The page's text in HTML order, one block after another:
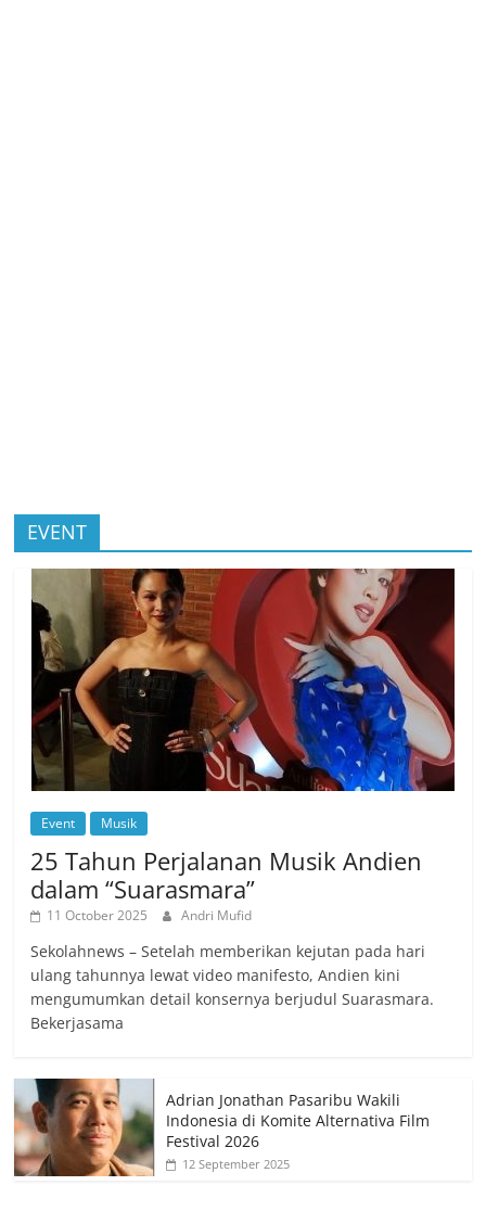
EVENT
Event Musik
25 Tahun Perjalanan Musik Andien
dalam “Suarasmara”
11 October 2025 Andri Mufid
Sekolahnews – Setelah memberikan kejutan pada hari
ulang tahunnya lewat video manifesto, Andien kini
mengumumkan detail konsernya berjudul Suarasmara.
Bekerjasama
Adrian Jonathan Pasaribu Wakili
Indonesia di Komite Alternativa Film
Festival 2026
12 September 2025